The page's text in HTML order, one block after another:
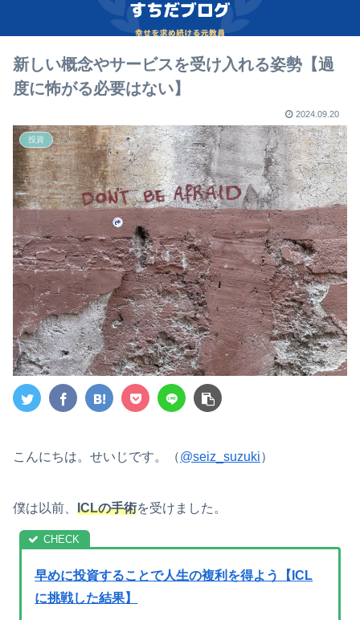
新しい概念やサービスを受け入れる姿勢【過
度に怖がる必要はない】
2024.09.20
投資
こんにちは。せいじです。（@seiz_suzuki）
僕は以前、 ICLの手術を受けました。
早めに投資することで人生の複利を得よう【ICL
に挑戦した結果】